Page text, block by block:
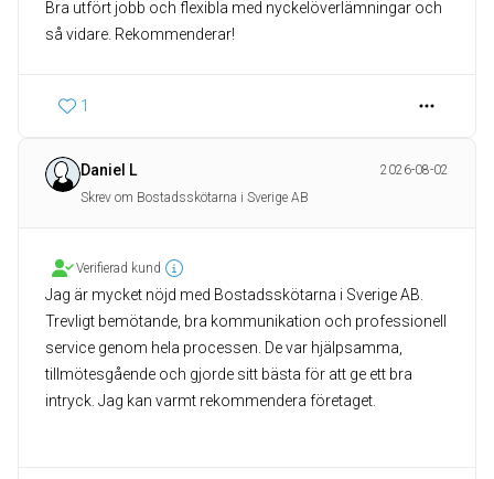
Bra utfört jobb och flexibla med nyckelöverlämningar och
så vidare. Rekommenderar!
1
Daniel L
2026-08-02
Skrev om Bostadsskötarna i Sverige AB
Verifierad kund
Jag är mycket nöjd med Bostadsskötarna i Sverige AB.
Trevligt bemötande, bra kommunikation och professionell
service genom hela processen. De var hjälpsamma,
tillmötesgående och gjorde sitt bästa för att ge ett bra
intryck. Jag kan varmt rekommendera företaget.